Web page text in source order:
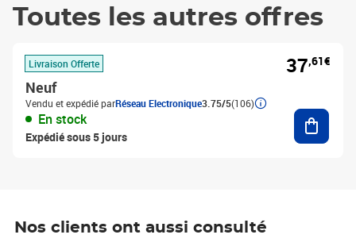
Toutes les autres offres
Livraison Offerte
Neuf
Vendu et expédié parRéseau Electronique3.75/5(106)
En stock
Expédié sous 5 jours
37,61€
Nos clients ont aussi consulté